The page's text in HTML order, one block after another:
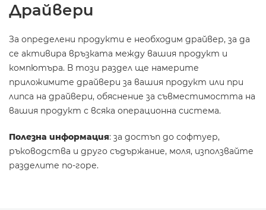
Драйвери
За определени продукти е необходим драйвер, за да
се активира връзката между вашия продукт и
компютъра. В този раздел ще намерите
приложимите драйвери за вашия продукт или при
липса на драйвери, обяснение за съвместимостта на
вашия продукт с всяка операционна система.
Полезна информация: за достъп до софтуер,
ръководства и друго съдържание, моля, използвайте
разделите по-горе.